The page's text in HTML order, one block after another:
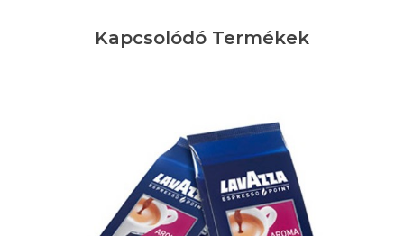
Kapcsolódó Termékek